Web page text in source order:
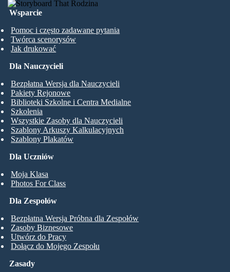
Wsparcie
Pomoc i często zadawane pytania
Twórca scenorysów
Jak drukować
Dla Uczniów
Moja Klasa
Photos For Class
Dla Nauczycieli
Bezpłatna Wersja dla Nauczycieli
Pakiety Rejonowe
Biblioteki Szkolne i Centra Medialne
Szkolenia
Wszystkie Zasoby dla Nauczycieli
Szablony Arkuszy Kalkulacyjnych
Szablony Plakatów
Dla Zespołów
Bezpłatna Wersja Próbna dla Zespołów
Zasoby Biznesowe
Utwórz do Pracy
Dołącz do Mojego Zespołu
Zasady